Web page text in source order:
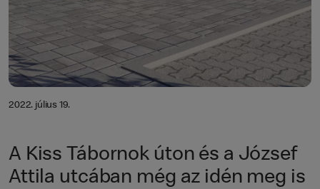
2022. július 19.
A Kiss Tábornok úton és a József
Attila utcában még az idén meg is